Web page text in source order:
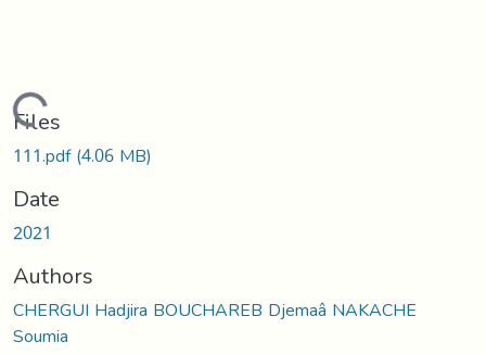
Loading...
Files
111.pdf(4.06 MB)
Date
2021
Authors
CHERGUI Hadjira BOUCHAREB Djemaâ NAKACHE
Soumia